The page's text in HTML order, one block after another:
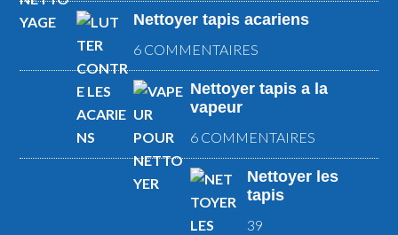
Nettoyer tapis acariens
6 COMMENTAIRES
Nettoyer tapis a la
vapeur
6 COMMENTAIRES
Nettoyer les
tapis
39